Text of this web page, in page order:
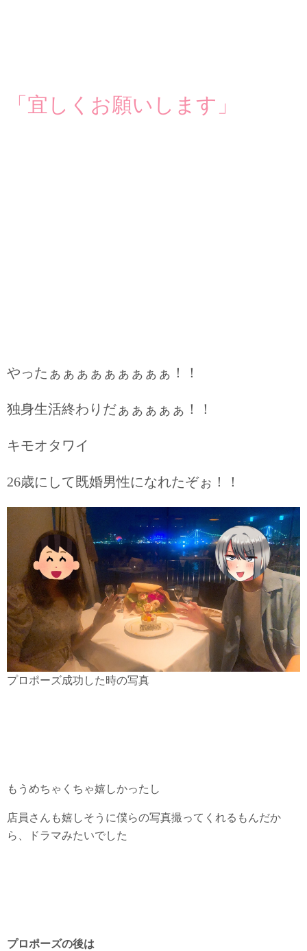
「宜しくお願いします」
やったぁぁぁぁぁぁぁぁぁ！！
独身生活終わりだぁぁぁぁぁ！！
キモオタワイ
26歳にして既婚男性になれたぞぉ！！
プロポーズ成功した時の写真
もうめちゃくちゃ嬉しかったし
店員さんも嬉しそうに僕らの写真撮ってくれるもんだか
ら、ドラマみたいでした
プロポーズの後は